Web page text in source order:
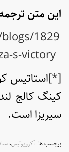
این متن
1829
s-victory
[*]استاتیس
کینگ کالج
سیریزا است.
برچسب ها: آکروپولیس,